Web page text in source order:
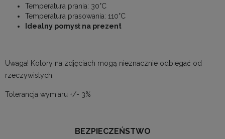
Temperatura prania: 30°C
Temperatura prasowania: 110°C
Idealny pomysł na prezent
Uwaga! Kolory na zdjęciach mogą nieznacznie odbiegać od
rzeczywistych.
Tolerancja wymiaru +/- 3%
BEZPIECZEŃSTWO